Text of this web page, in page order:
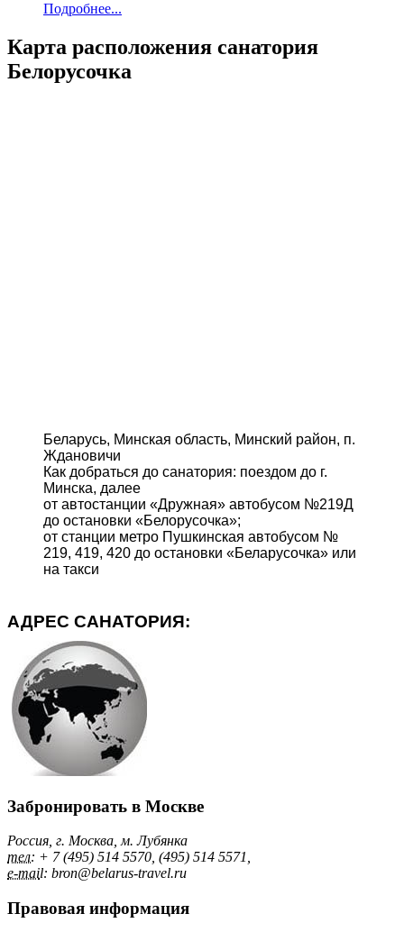
Подробнее...
Карта расположения санатория
Белорусочка
Беларусь, Минская область, Минский район, п.
Ждановичи
Как добраться до санатория: поездом до г.
Минска, далее
от автостанции «Дружная» автобусом №219Д
до остановки «Белорусочка»;
от станции метро Пушкинская автобусом №
219, 419, 420 до остановки «Беларусочка» или
на такси
АДРЕС САНАТОРИЯ:
Забронировать в Москве
Россия, г. Москва, м. Лубянка
тел: + 7 (495) 514 5570, (495) 514 5571,
e-mail: bron@belarus-travel.ru
Правовая информация